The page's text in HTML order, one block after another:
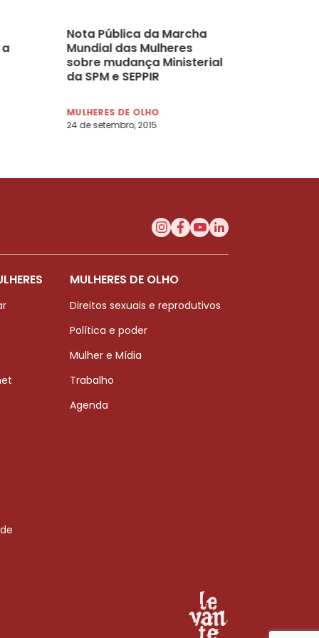
Nota Pública da Marcha
Mundial das Mulheres
sobre mudança Ministerial
da SPM e SEPPIR
MULHERES DE OLHO
24 de setembro, 2015
MULHERES DE OLHO
Direitos sexuais e reprodutivos
Política e poder
Mulher e Mídia
Trabalho
Agenda